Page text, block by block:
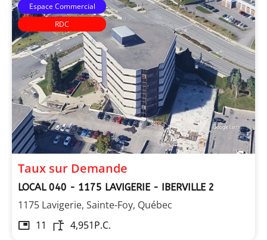
Espace Commercial
RDC
Les Immeubles Dupont
Taux sur Demande
LOCAL 040 - 1175 LAVIGERIE - IBERVILLE 2
1175 Lavigerie, Sainte-Foy, Québec
11
4,951P.C.